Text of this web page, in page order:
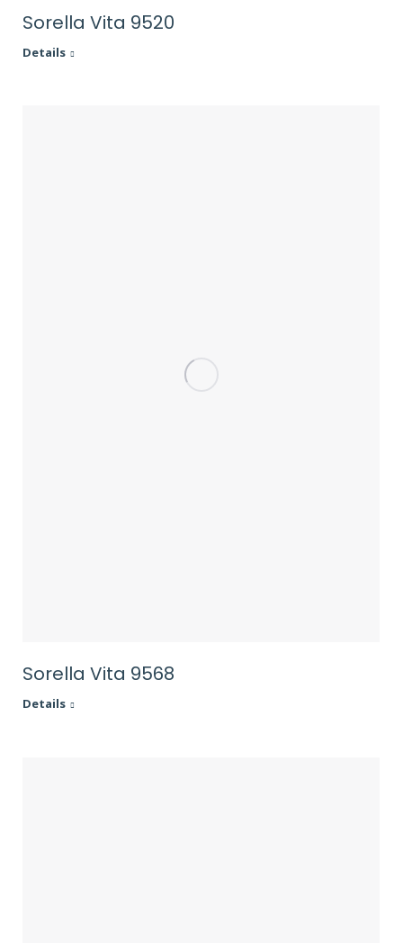
Sorella Vita 9520
Details
Sorella Vita 9568
Details